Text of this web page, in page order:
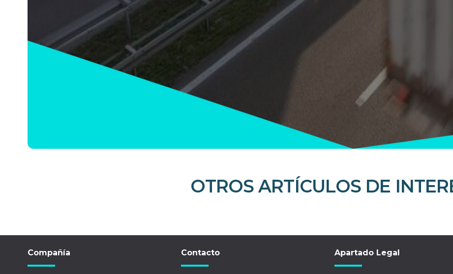
OTROS ARTÍCULOS DE
Compañía Contacto Apartado Legal